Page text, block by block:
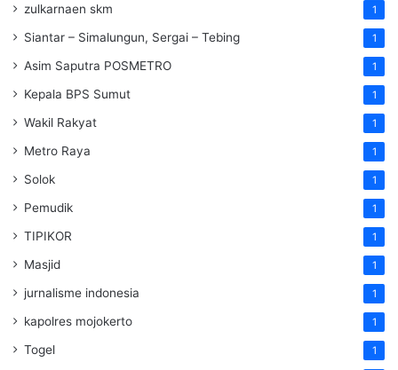
zulkarnaen skm 1
Siantar – Simalungun, Sergai – Tebing 1
Asim Saputra POSMETRO 1
Kepala BPS Sumut 1
Wakil Rakyat 1
Metro Raya 1
Solok 1
Pemudik 1
TIPIKOR 1
Masjid 1
jurnalisme indonesia 1
kapolres mojokerto 1
Togel 1